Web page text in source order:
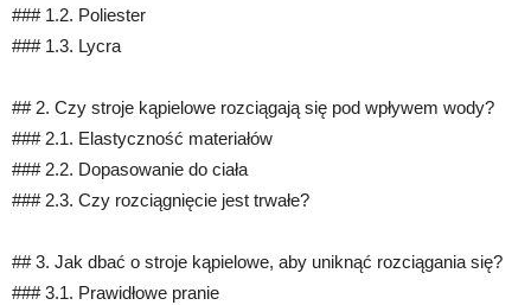
### 1.2. Poliester
### 1.3. Lycra
## 2. Czy stroje kąpielowe rozciągają się pod wpływem wody?
### 2.1. Elastyczność materiałów
### 2.2. Dopasowanie do ciała
### 2.3. Czy rozciągnięcie jest trwałe?
## 3. Jak dbać o stroje kąpielowe, aby uniknąć rozciągania się?
### 3.1. Prawidłowe pranie